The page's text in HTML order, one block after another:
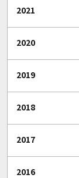
2021
2020
2019
2018
2017
2016